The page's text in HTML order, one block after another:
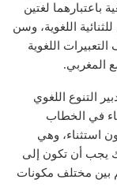
باعتبارهما لغتين
هو التأسيس للثنائية اللغوية، وسن
اللغوية
المغربي.
التنوع اللغوي
جاء في الخطاب
استثناء، وهي
يجب أن تكون إلى
بين مختلف مكونات